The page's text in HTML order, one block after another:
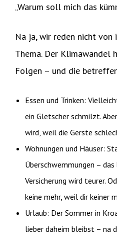
„Warum soll mich das
Na ja, wir reden nicht von
Thema. Der Klimawandel
Folgen – und die
Essen und Trinken:
ein Gletscher schmilzt.
wird, weil die Gerste
Wohnungen und Häuser:
Überschwemmungen –
Versicherung wird teurer.
keine mehr, weil dir keiner
Urlaub: Der Sommer in
lieber daheim bleibst – na